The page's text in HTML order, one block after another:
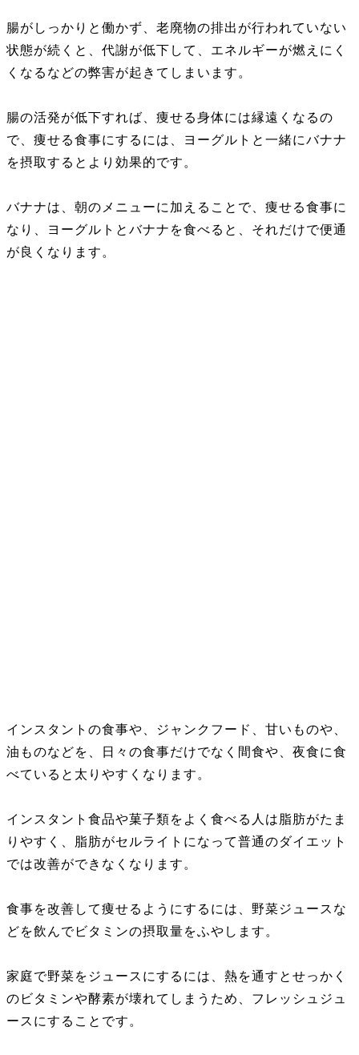
腸がしっかりと働かず、老廃物の排出が行われていない
状態が続くと、代謝が低下して、エネルギーが燃えにく
くなるなどの弊害が起きてしまいます。
腸の活発が低下すれば、痩せる身体には縁遠くなるの
で、痩せる食事にするには、ヨーグルトと一緒にバナナ
を摂取するとより効果的です。
バナナは、朝のメニューに加えることで、痩せる食事に
なり、ヨーグルトとバナナを食べると、それだけで便通
が良くなります。
インスタントの食事や、ジャンクフード、甘いものや、
油ものなどを、日々の食事だけでなく間食や、夜食に食
べていると太りやすくなります。
インスタント食品や菓子類をよく食べる人は脂肪がたま
りやすく、脂肪がセルライトになって普通のダイエット
では改善ができなくなります。
食事を改善して痩せるようにするには、野菜ジュースな
どを飲んでビタミンの摂取量をふやします。
家庭で野菜をジュースにするには、熱を通すとせっかく
のビタミンや酵素が壊れてしまうため、フレッシュジュ
ースにすることです。